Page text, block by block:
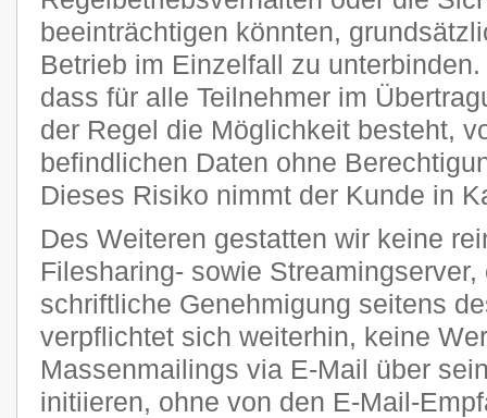
beeinträchtigen könnten,
Betrieb im Einzelfall zu
dass für alle Teilnehmer im
der Regel die Möglichkeit besteht,
befindlichen Daten ohne
Dieses Risiko nimmt der Kunde in
Des Weiteren gestatten wir keine
Filesharing- sowie
schriftliche Genehmigung seitens
verpflichtet sich weiterhin, keine
Massenmailings via E-Mail über
initiieren, ohne von den E-Mail-